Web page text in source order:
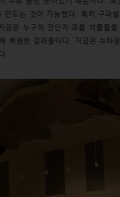
만드는 것이 가능했다. 특히 구파
은 누구의 것인지 모를 석물들
복원한 결과물이다. 지금은 뉴타
.